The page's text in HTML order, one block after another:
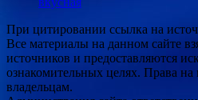
При цитировании ссылка на
Все материалы на данном сайте
источников и предоставляются
ознакомительных целях. Права
владельцам.